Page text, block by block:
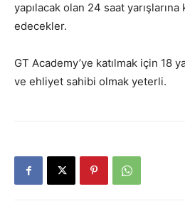
yapılacak olan 24 saat
edecekler.
GT Academy’ye katılmak için 18
ve ehliyet sahibi olmak yeterli.